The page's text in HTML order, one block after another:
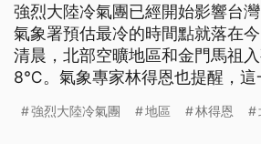
強烈大陸冷氣團已經開始影響台
氣象署預估最冷的時間點就落在
清晨，北部空曠地區和金門馬祖
8℃。氣象專家林得恩也提醒，這
來得多。
強烈大陸冷氣團 地區 林得恩